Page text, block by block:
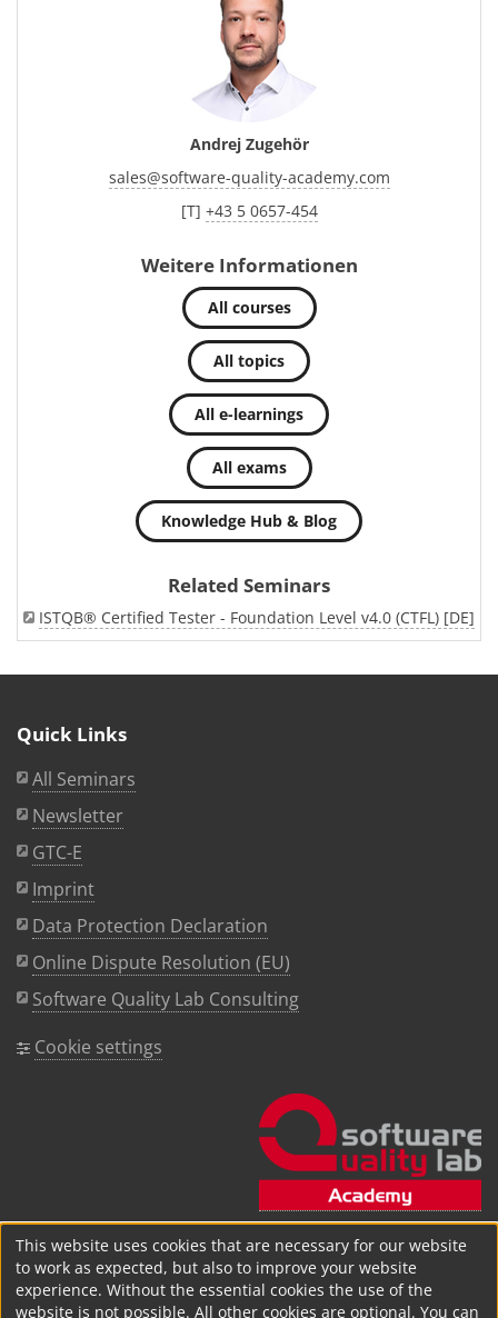
Andrej Zugehör
sales@software-quality-academy.com
[T] +43 5 0657-454
Weitere Informationen
All courses
All topics
All e-learnings
All exams
Knowledge Hub & Blog
Related Seminars
ISTQB® Certified Tester - Foundation Level v4.0 (CTFL) [DE]
Quick Links
All Seminars
Newsletter
GTC-E
Imprint
Data Protection Declaration
Online Dispute Resolution (EU)
Software Quality Lab Consulting
Cookie settings
This website uses cookies that are necessary for our website
to work as expected, but also to improve your website
experience. Without the essential cookies the use of the
website is not possible. All other cookies are optional. You can